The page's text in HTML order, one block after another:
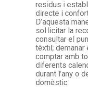
residus i
directe i
D’aquesta
sol·licitar la
consultar el
tèxtil; demanar
comptar amb
diferents
durant l’any o
domèstic.